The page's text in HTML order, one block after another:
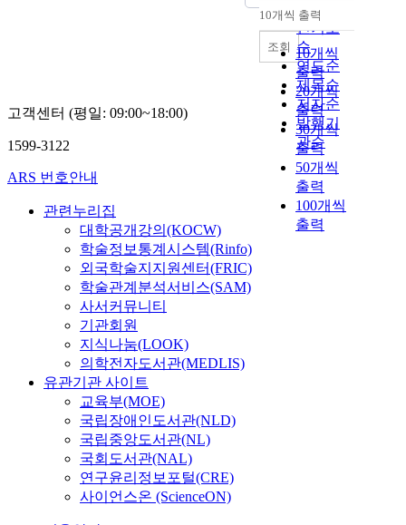
순
인기도
순
연도순
제목순
저자순
발행기
관순
내림차순
10개씩 출력
10개씩
출력
20개씩
출력
30개씩
출력
50개씩
출력
100개씩
출력
조회
고객센터 (평일: 09:00~18:00)
1599-3122
ARS 번호안내
관련누리집
대학공개강의(KOCW)
학술정보통계시스템(Rinfo)
외국학술지지원센터(FRIC)
학술관계분석서비스(SAM)
사서커뮤니티
기관회원
지식나눔(LOOK)
의학전자도서관(MEDLIS)
유관기관 사이트
교육부(MOE)
국립장애인도서관(NLD)
국립중앙도서관(NL)
국회도서관(NAL)
연구윤리정보포털(CRE)
사이언스온 (ScienceON)